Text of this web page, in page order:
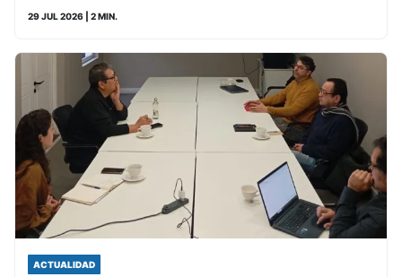
29 JUL 2026 | 2 MIN.
ACTUALIDAD